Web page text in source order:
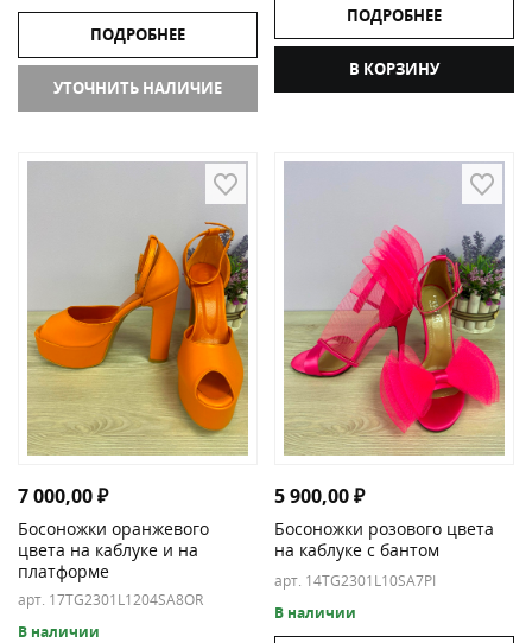
ПОДРОБНЕЕ
УТОЧНИТЬ НАЛИЧИЕ
ПОДРОБНЕЕ
В КОРЗИНУ
7 000,00₽
Босоножки оранжевого
цвета на каблуке и на
платформе
арт. 17TG2301L1204SA8OR
В наличии
5 900,00₽
Босоножки розового цвета
на каблуке с бантом
арт. 14TG2301L10SA7PI
В наличии